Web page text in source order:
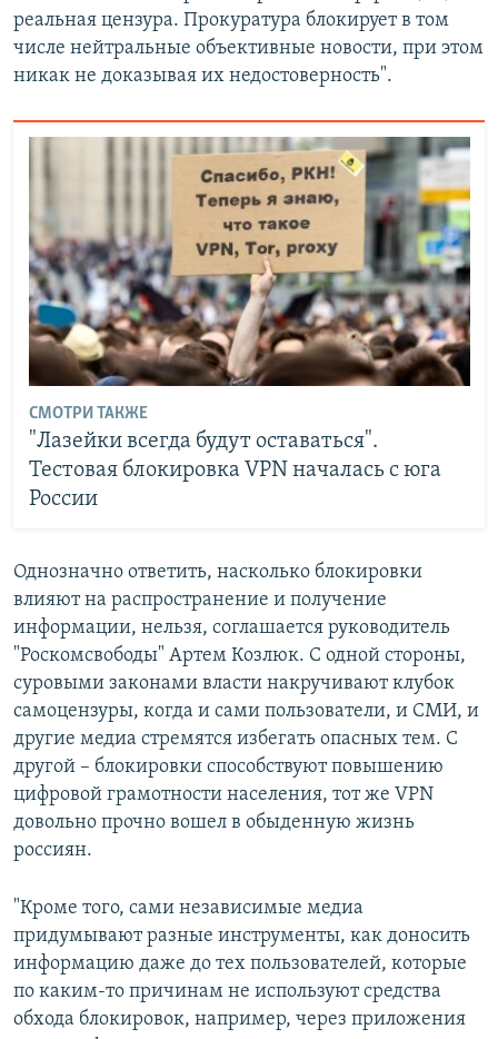
реальная цензура. Прокуратура блокирует в том
числе нейтральные объективные новости, при этом
никак не доказывая их недостоверность".
СМОТРИ ТАКЖЕ
"Лазейки всегда будут оставаться".
Тестовая блокировка VPN началась с юга
России
Однозначно ответить, насколько блокировки
влияют на распространение и получение
информации, нельзя, соглашается руководитель
"Роскомсвободы" Артем Козлюк. С одной стороны,
суровыми законами власти накручивают клубок
самоцензуры, когда и сами пользователи, и СМИ, и
другие медиа стремятся избегать опасных тем. С
другой – блокировки способствуют повышению
цифровой грамотности населения, тот же VPN
довольно прочно вошел в обыденную жизнь
россиян.
"Кроме того, сами независимые медиа
придумывают разные инструменты, как доносить
информацию даже до тех пользователей, которые
по каким-то причинам не используют средства
обхода блокировок, например, через приложения